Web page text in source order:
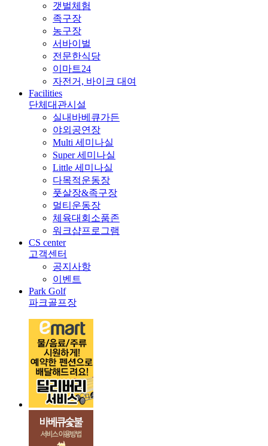
갯벌체험
족구장
농구장
서바이벌
전문한식당
이마트24
자전거, 바이크 대여
Facilities
단체대관시설
실내바베큐가든
야외공연장
Multi 세미나실
Super 세미나실
Little 세미나실
다목적운동장
풋살장&족구장
멀티운동장
체육대회소품존
워크샵프로그램
CS center
고객센터
공지사항
이벤트
Park Golf
파크골프장